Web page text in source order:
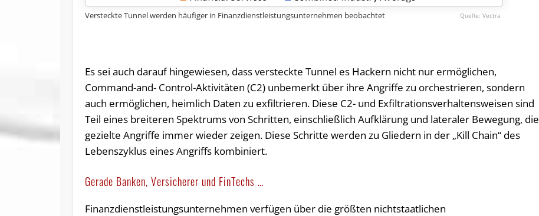
Versteckte Tunnel werden häufiger in Finanzdienstleistungsunternehmen beobachtet Vectra
Es sei auch darauf hingewiesen, dass versteckte Tunnel es Hackern nicht nur ermöglichen,
Command-and- Control-Aktivitäten (C2) unbemerkt über ihre Angriffe zu orchestrieren, sondern
auch ermöglichen, heimlich Daten zu exfiltrieren. Diese C2- und Exfiltrationsverhaltensweisen sind
Teil eines breiteren Spektrums von Schritten, einschließlich Aufklärung und lateraler Bewegung, die
gezielte Angriffe immer wieder zeigen. Diese Schritte werden zu Gliedern in der „Kill Chain“ des
Lebenszyklus eines Angriffs kombiniert.
Gerade Banken, Versicherer und FinTechs …
Finanzdienstleistungsunternehmen verfügen über die größten nichtstaatlichen